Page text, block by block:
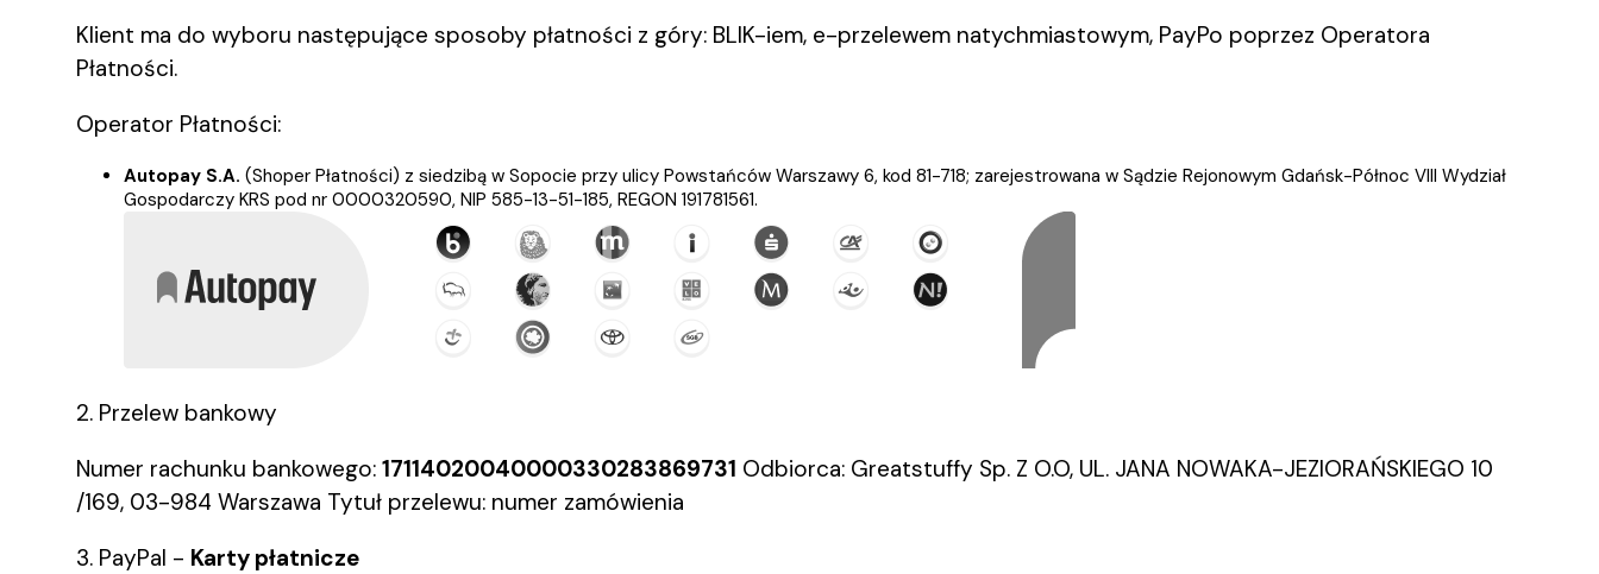
Klient ma do wyboru następujące sposoby płatności z góry: BLIK-iem, e-przelewem natychmiastowym, PayPo poprzez Operatora
Płatności.
Operator Płatności:
Autopay S.A. (Shoper Płatności) z siedzibą w Sopocie przy ulicy Powstańców Warszawy 6, kod 81-718; zarejestrowana w Sądzie Rejonowym Gdańsk-Północ VIII Wydział
Gospodarczy KRS pod nr 0000320590, NIP 585-13-51-185, REGON 191781561.
2. Przelew bankowy
Numer rachunku bankowego: 17114020040000330283869731 Odbiorca: Greatstuffy Sp. Z O.O, UL. JANA NOWAKA-JEZIORAŃSKIEGO 10
/169, 03-984 Warszawa Tytuł przelewu: numer zamówienia
3. PayPal - Karty płatnicze